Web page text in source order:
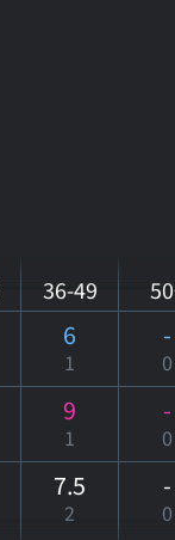
36-49
6
1
-
0
9
1
-
0
7.5
2
-
0